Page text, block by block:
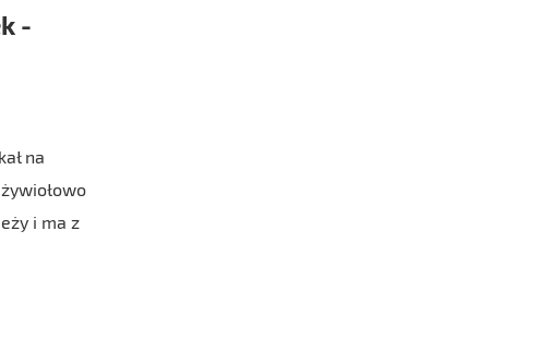
-
na
i ma z